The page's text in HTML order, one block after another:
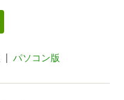
パソコン版